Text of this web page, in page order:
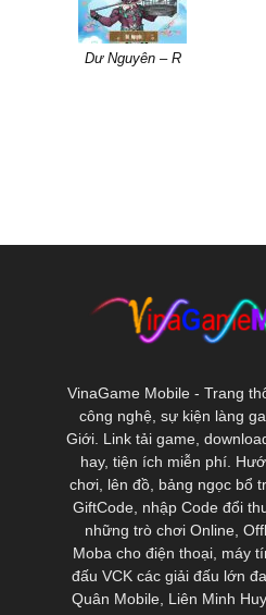
Dư Nguyên – R
VinaGame Mobile - Trang
công nghệ, sự kiện làng
Giới. Link tải game,
hay, tiện ích miễn phí.
chơi, lên đồ, bảng ngọc bổ
GiftCode, nhập Code đổi
những trò chơi Online,
Moba cho điện thoại, máy
đấu VCK các giải đấu lớn
Quân Mobile, Liên Minh